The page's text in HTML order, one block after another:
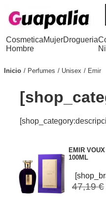
Cosmetica
Hombre
MujerDrogueria
Inicio Perfumes Unisex Emir
EMIR
100ML
47,19 €